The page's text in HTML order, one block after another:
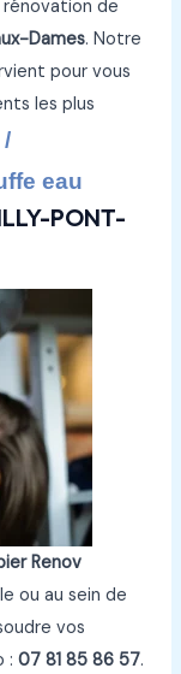
rénovation de
Dames. Notre
pour vous
les plus
/
eau
PONT-
Renov
ou au sein de
vos
:07 81 85 86 57.